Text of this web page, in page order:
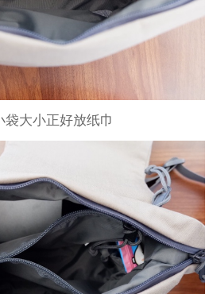
大小正好放纸巾